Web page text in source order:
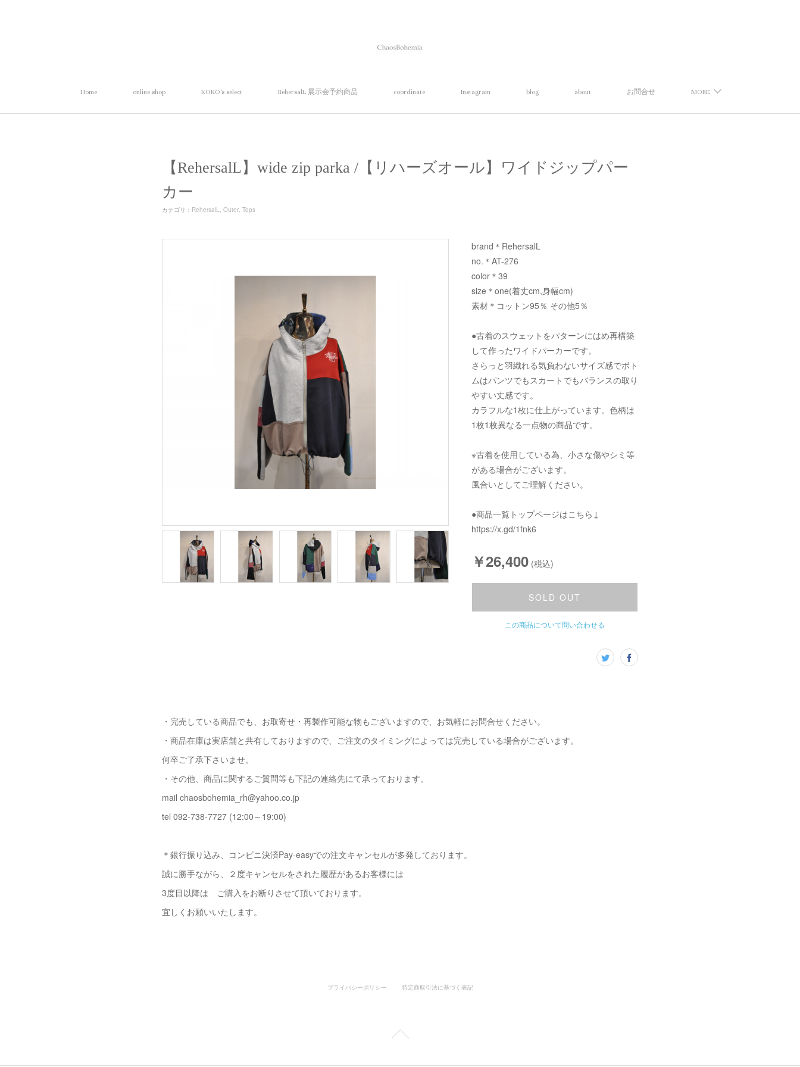
Home online shop KOKO's select RehersalL 展示会予約商品 coordinate Instagram blog about お問合せ MORE
【RehersalL】wide zip parka /【リハーズオール】ワイドジップパー
カー
カテゴリ ： RehersalL Outer Tops
brand＊RehersalL
no.＊AT-276
color＊39
size＊one(着丈cm,身幅cm)
素材＊コットン95％ その他5％
●古着のスウェットをパターンにはめ再構築
して作ったワイドパーカーです。
さらっと羽織れる気負わないサイズ感でボト
ムはパンツでもスカートでもバランスの取り
やすい丈感です。
カラフルな1枚に仕上がっています。色柄は
1枚1枚異なる一点物の商品です。
※古着を使用している為、小さな傷やシミ等
がある場合がございます。
風合いとしてご理解ください。
●商品一覧トップページはこちら↓
https://x.gd/1fnk6
￥26,400 (税込)
SOLD OUT
この商品について問い合わせる
・完売している商品でも、お取寄せ・再製作可能な物もございますので、お気軽にお問合せください。
・商品在庫は実店舗と共有しておりますので、ご注文のタイミングによっては完売している場合がございます。
何卒ご了承下さいませ。
・その他、商品に関するご質問等も下記の連絡先にて承っております。
mail chaosbohemia_rh@yahoo.co.jp
tel 092-738-7727 (12:00～19:00)
＊銀行振り込み、コンビニ決済Pay-easyでの注文キャンセルが多発しております。
誠に勝手ながら、２度キャンセルをされた履歴があるお客様には
3度目以降は ご購入をお断りさせて頂いております。
宜しくお願いいたします。
プライバシーポリシー 特定商取引法に基づく表記